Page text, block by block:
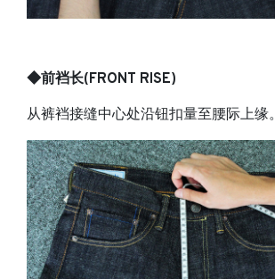
◆前裆长(FRONT RISE)
从裤裆接缝中心处沿钮扣量至腰际上缘。